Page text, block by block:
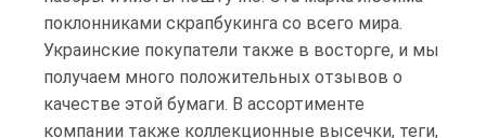
поклонниками скрапбукинга со всего мира.
Украинские покупатели также в восторге, и мы
получаем много положительных отзывов о
качестве этой бумаги. В ассортименте
компании также коллекционные высечки, теги,